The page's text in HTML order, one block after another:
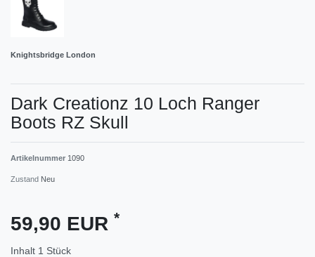
Knightsbridge London
Dark Creationz 10 Loch Ranger
Boots RZ Skull
Artikelnummer 1090
Zustand Neu
59,90 EUR *
Inhalt 1 Stück